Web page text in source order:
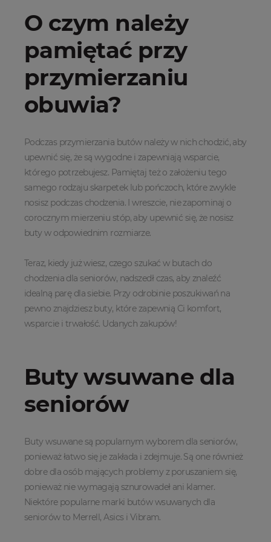
O czym należy
pamiętać przy
przymierzaniu
obuwia?
Podczas przymierzania butów należy w nich chodzić, aby
upewnić się, że są wygodne i zapewniają wsparcie,
którego potrzebujesz. Pamiętaj też o założeniu tego
samego rodzaju skarpetek lub pończoch, które zwykle
nosisz podczas chodzenia. I wreszcie, nie zapominaj o
corocznym mierzeniu stóp, aby upewnić się, że nosisz
buty w odpowiednim rozmiarze.
Teraz, kiedy już wiesz, czego szukać w butach do
chodzenia dla seniorów, nadszedł czas, aby znaleźć
idealną parę dla siebie. Przy odrobinie poszukiwań na
pewno znajdziesz buty, które zapewnią Ci komfort,
wsparcie i trwałość. Udanych zakupów!
Buty wsuwane dla
seniorów
Buty wsuwane są popularnym wyborem dla seniorów,
ponieważ łatwo się je zakłada i zdejmuje. Są one również
dobre dla osób mających problemy z poruszaniem się,
ponieważ nie wymagają sznurowadeł ani klamer.
Niektóre popularne marki butów wsuwanych dla
seniorów to Merrell, Asics i Vibram.